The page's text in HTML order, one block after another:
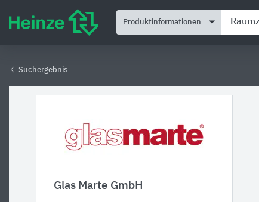
Produktinformationen
Suchergebnis
Glas Marte GmbH